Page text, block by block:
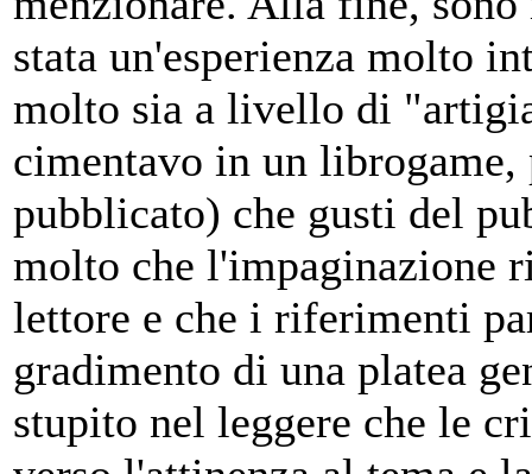
stata un'esperienza molto
molto sia a livello di
cimentavo in un librogame,
pubblicato) che gusti del
molto che l'impaginazione
lettore e che i riferimenti
gradimento di una platea
stupito nel leggere che le